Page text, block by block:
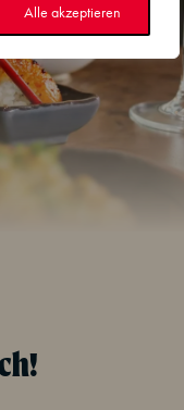
Alle akzeptieren